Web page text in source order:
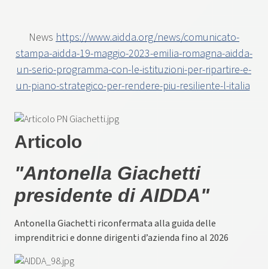
News https://www.aidda.org/news/comunicato-
stampa-aidda-19-maggio-2023-emilia-romagna-aidda-
un-serio-programma-con-le-istituzioni-per-ripartire-e-
un-piano-strategico-per-rendere-piu-resiliente-l-italia
Articolo
"Antonella Giachetti
presidente di AIDDA"
Antonella Giachetti riconfermata alla guida delle
imprenditrici e donne dirigenti d’azienda fino al 2026